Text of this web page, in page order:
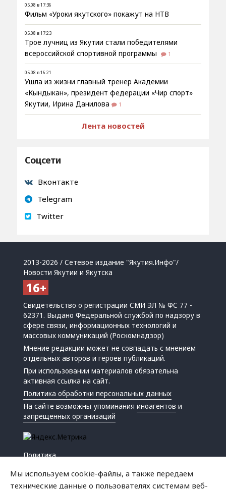
05.08 в 17:36
Фильм «Уроки якутского» покажут на НТВ
05.08 в 17:23
Трое лучниц из Якутии стали победителями
всероссийской спортивной программы
1
05.08 в 16:21
Ушла из жизни главный тренер Академии
«Кындыкан», президент федерации «Чир спорт»
Якутии, Ирина Данилова
1
Лента новостей
Соцсети
Вконтакте
Telegram
Twitter
2013-2026 / Сетевое издание "Якутия.Инфо"/
Новости Якутии и Якутска
Свидетельство о регистрации СМИ ЭЛ № ФС 77 -
62371. Выдано Федеральной службой по надзору в
сфере связи, информационных технологий и
массовых коммуникаций (Роскомнадзор)
Мнение редакции может не совпадать с мнением
отдельных авторов и героев публикаций.
При использовании материалов обязательна
активная ссылка на сайт.
Политика обработки персональных данных
На сайте возможны упоминанияиноагентов и
запрещенных организаций
Политика
Мы используем cookie-файлы, а также передаем
технические данные о пользователях системам веб-